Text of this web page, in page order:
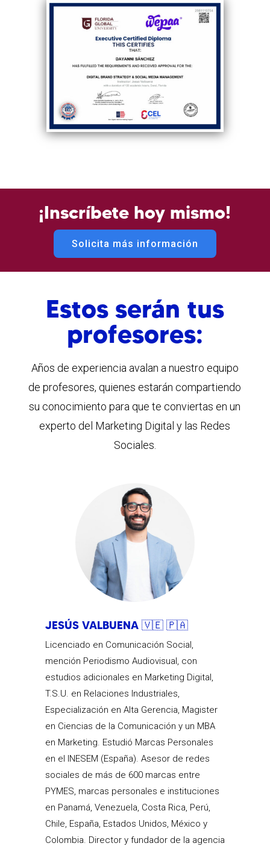
¡Inscríbete hoy mismo!
Solicita más información
Estos serán tus
profesores:
Años de experiencia avalan a nuestro equipo
de profesores, quienes estarán compartiendo
su conocimiento para que te conviertas en un
experto del Marketing Digital y las Redes
Sociales.
JESÚS VALBUENA 🇻🇪 🇵🇦
Licenciado en Comunicación Social,
mención Periodismo Audiovisual, con
estudios adicionales en Marketing Digital,
T.S.U. en Relaciones Industriales,
Especialización en Alta Gerencia, Magister
en Ciencias de la Comunicación y un MBA
en Marketing. Estudió Marcas Personales
en el INESEM (España). Asesor de redes
sociales de más de 600 marcas entre
PYMES, marcas personales e instituciones
en Panamá, Venezuela, Costa Rica, Perú,
Chile, España, Estados Unidos, México y
Colombia. Director y fundador de la agencia